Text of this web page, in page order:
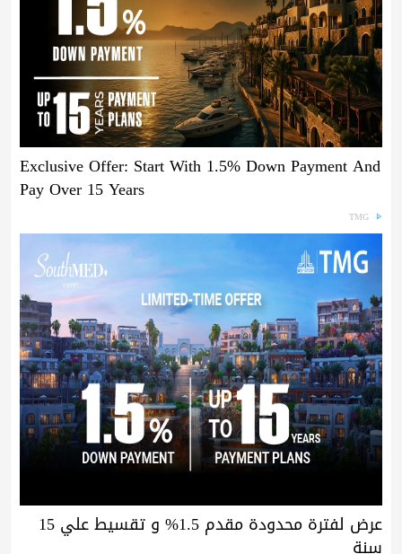
Exclusive Offer: Start With 1.5% Down Payment And
Pay Over 15 Years
TMG
عرض لفترة محدودة مقدم 1.5% و تقسيط علي 15